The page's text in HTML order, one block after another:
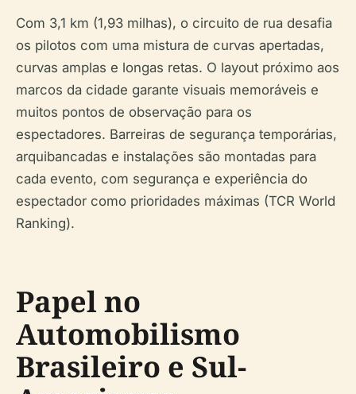
Com 3,1 km (1,93 milhas), o circuito de rua desafia
os pilotos com uma mistura de curvas apertadas,
curvas amplas e longas retas. O layout próximo aos
marcos da cidade garante visuais memoráveis e
muitos pontos de observação para os
espectadores. Barreiras de segurança temporárias,
arquibancadas e instalações são montadas para
cada evento, com segurança e experiência do
espectador como prioridades máximas (TCR World
Ranking).
Papel no
Automobilismo
Brasileiro e Sul-